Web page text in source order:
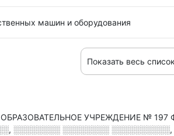
машин и оборудования
Показать весь список
УЧРЕЖДЕНИЕ №
░░░░░░░░ ░░░░░░░░